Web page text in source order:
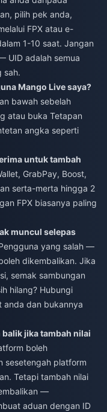
pilih pek anda,
FPX atau e-
1-10 saat. Jangan
UID adalah semua
sah.
Mango Live saya?
bawah sebelah
atau buka Tetapan
angka seperti
untuk tambah
GrabPay, Boost,
serta-merta hingga 2
FPX biasanya paling
muncul selepas
yang salah —
dikembalikan. Jika
semak sambungan
hilang? Hubungi
anda dan bukannya
jika tambah nilai
boleh
sesetengah platform
Tetapi tambah nilai
—
aduan dengan ID